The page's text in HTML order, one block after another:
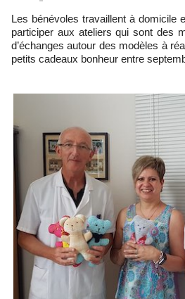
Les bénévoles travaillent à domicile
participer aux ateliers qui sont des
d’échanges autour des modèles à
petits cadeaux bonheur entre